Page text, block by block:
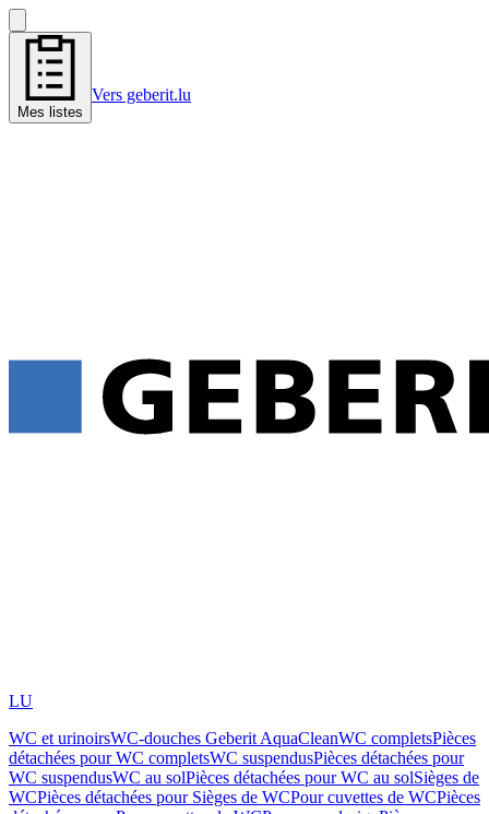
Mes listes
Vers geberit.lu
LU
WC et urinoirsWC-douches Geberit AquaCleanWC completsPièces
détachées pour WC completsWC suspendusPièces détachées pour
WC suspendusWC au solPièces détachées pour WC au solSièges de
WCPièces détachées pour Sièges de WCPour cuvettes de WCPièces